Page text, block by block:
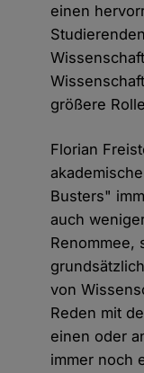
einen
größere
Florian
Busters"
auch
Renommee,
von
Reden mit
einen oder
immer noch